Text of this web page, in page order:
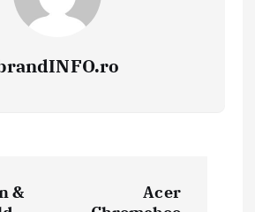
&
Acer